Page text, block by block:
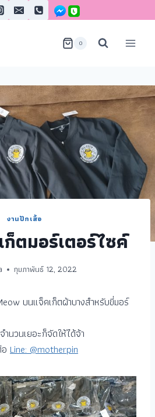
0
งานปักเสื้อ
ตมอร์เตอร์ไซค์
กุมภาพันธ์ 12, 2022
บนแจ็คเก็ตผ้าบางสำหรับขี่มอร์
นวนเยอะก็จัดให้ได้จ้า
Line: @motherpin